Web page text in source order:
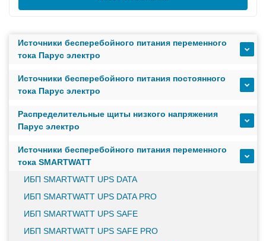
С 3–4 ноября 2025 г. инвентаризация на складе. Отгрузка
товара производиться не будет!
ИБП с мощным зарядным устройством и
масштабируемым временем автономной работы в
подстанций
Кабели для промышленных сетей в новом каталоге ANC
выхода из строя АКБ
Источники бесперебойного питания переменного
тока Парус электро
Источники бесперебойного питания постоянного
тока Парус электро
Распределительные щиты низкого напряжения
Парус электро
Источники бесперебойного питания переменного
тока SMARTWATT
ИБП SMARTWATT UPS DATA
ИБП SMARTWATT UPS DATA PRO
ИБП SMARTWATT UPS SAFE
ИБП SMARTWATT UPS SAFE PRO